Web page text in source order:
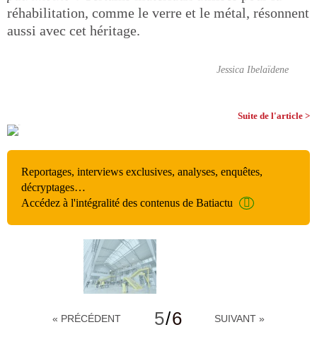
réhabilitation, comme le verre et le métal, résonnent
aussi avec cet héritage.
Jessica Ibelaïdene
Suite de l'article >
Reportages, interviews exclusives, analyses, enquêtes,
décryptages…
Accédez à l'intégralité des contenus de Batiactu
« PRÉCÉDENT 5/6 SUIVANT »